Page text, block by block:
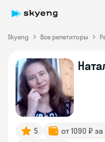
Skyeng Все репетиторы
5 от 1090 ₽
Skyeng Chat
online